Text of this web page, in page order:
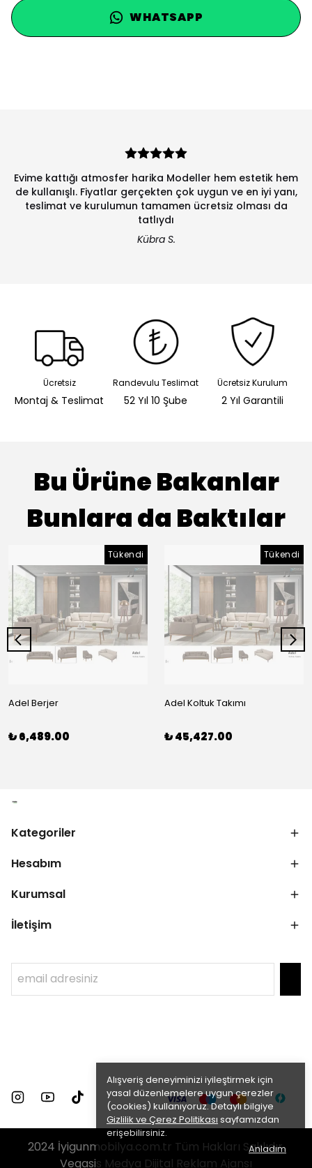
Alışveriş deneyiminizi iyileştirmek için
yasal düzenlemelere uygun çerezler
(cookies) kullanıyoruz. Detaylı bilgiye
Gizlilik ve Çerez Politikası sayfamızdan
erişebilirsiniz.
Anladım
WHATSAPP
Evime kattığı atmosfer harika Modeller hem estetik hem
de kullanışlı. Fiyatlar gerçekten çok uygun ve en iyi yanı,
teslimat ve kurulumun tamamen ücretsiz olması da
tatlıydı
Kübra S.
Ücretsiz
Montaj & Teslimat
Randevulu Teslimat
52 Yıl 10 Şube
Ücretsiz Kurulum
2 Yıl Garantili
Bu Ürüne Bakanlar
Bunlara da Baktılar
Tükendi
Adel Berjer
₺ 6,489.00
Tükendi
Adel Koltuk Takımı
₺ 45,427.00
Kategoriler
Hesabım
Kurumsal
İletişim
2024 İyigunmobilya.com.tr Tüm Hakları Saklıdır.
Vegasis Medya Dijital Reklam Ajansı